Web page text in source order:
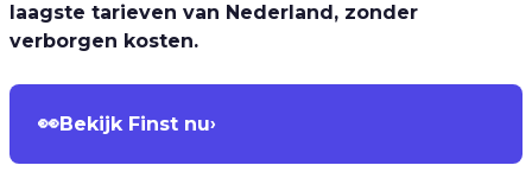
laagste tarieven van Nederland, zonder
verborgen kosten.
👀Bekijk Finst nu›